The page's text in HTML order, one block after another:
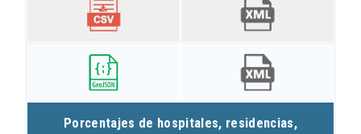
Porcentajes de hospitales, residencias,